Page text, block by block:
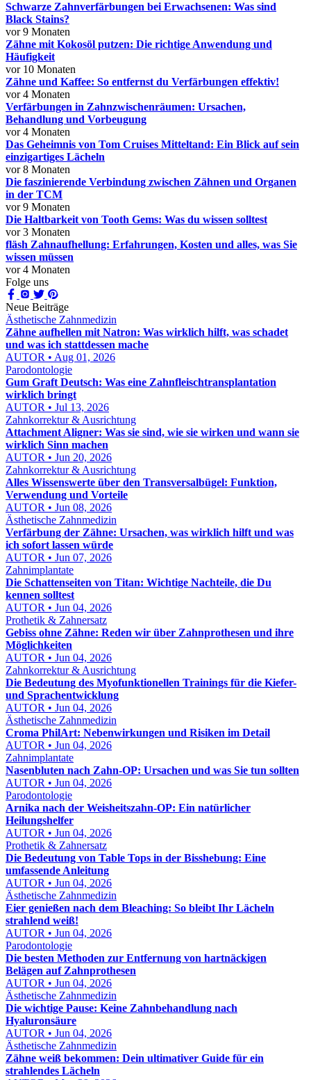
Schwarze Zahnverfärbungen bei Erwachsenen: Was sind
Black Stains?
vor 9 Monaten
Zähne mit Kokosöl putzen: Die richtige Anwendung und
Häufigkeit
vor 10 Monaten
Zähne und Kaffee: So entfernst du Verfärbungen effektiv!
vor 4 Monaten
Verfärbungen in Zahnzwischenräumen: Ursachen,
Behandlung und Vorbeugung
vor 4 Monaten
Das Geheimnis von Tom Cruises Mitteltand: Ein Blick auf sein
einzigartiges Lächeln
vor 8 Monaten
Die faszinierende Verbindung zwischen Zähnen und Organen
in der TCM
vor 9 Monaten
Die Haltbarkeit von Tooth Gems: Was du wissen solltest
vor 3 Monaten
fläsh Zahnaufhellung: Erfahrungen, Kosten und alles, was Sie
wissen müssen
vor 4 Monaten
Folge uns
Neue Beiträge
Ästhetische Zahnmedizin
Zähne aufhellen mit Natron: Was wirklich hilft, was schadet
und was ich stattdessen mache
AUTOR • Aug 01, 2026
Parodontologie
Gum Graft Deutsch: Was eine Zahnfleischtransplantation
wirklich bringt
AUTOR • Jul 13, 2026
Zahnkorrektur & Ausrichtung
Attachment Aligner: Was sie sind, wie sie wirken und wann sie
wirklich Sinn machen
AUTOR • Jun 20, 2026
Zahnkorrektur & Ausrichtung
Alles Wissenswerte über den Transversalbügel: Funktion,
Verwendung und Vorteile
AUTOR • Jun 08, 2026
Ästhetische Zahnmedizin
Verfärbung der Zähne: Ursachen, was wirklich hilft und was
ich sofort lassen würde
AUTOR • Jun 07, 2026
Zahnimplantate
Die Schattenseiten von Titan: Wichtige Nachteile, die Du
kennen solltest
AUTOR • Jun 04, 2026
Prothetik & Zahnersatz
Gebiss ohne Zähne: Reden wir über Zahnprothesen und ihre
Möglichkeiten
AUTOR • Jun 04, 2026
Zahnkorrektur & Ausrichtung
Die Bedeutung des Myofunktionellen Trainings für die Kiefer-
und Sprachentwicklung
AUTOR • Jun 04, 2026
Ästhetische Zahnmedizin
Croma PhilArt: Nebenwirkungen und Risiken im Detail
AUTOR • Jun 04, 2026
Zahnimplantate
Nasenbluten nach Zahn-OP: Ursachen und was Sie tun sollten
AUTOR • Jun 04, 2026
Parodontologie
Arnika nach der Weisheitszahn-OP: Ein natürlicher
Heilungshelfer
AUTOR • Jun 04, 2026
Prothetik & Zahnersatz
Die Bedeutung von Table Tops in der Bisshebung: Eine
umfassende Anleitung
AUTOR • Jun 04, 2026
Ästhetische Zahnmedizin
Eier genießen nach dem Bleaching: So bleibt Ihr Lächeln
strahlend weiß!
AUTOR • Jun 04, 2026
Parodontologie
Die besten Methoden zur Entfernung von hartnäckigen
Belägen auf Zahnprothesen
AUTOR • Jun 04, 2026
Ästhetische Zahnmedizin
Die wichtige Pause: Keine Zahnbehandlung nach
Hyaluronsäure
AUTOR • Jun 04, 2026
Ästhetische Zahnmedizin
Zähne weiß bekommen: Dein ultimativer Guide für ein
strahlendes Lächeln